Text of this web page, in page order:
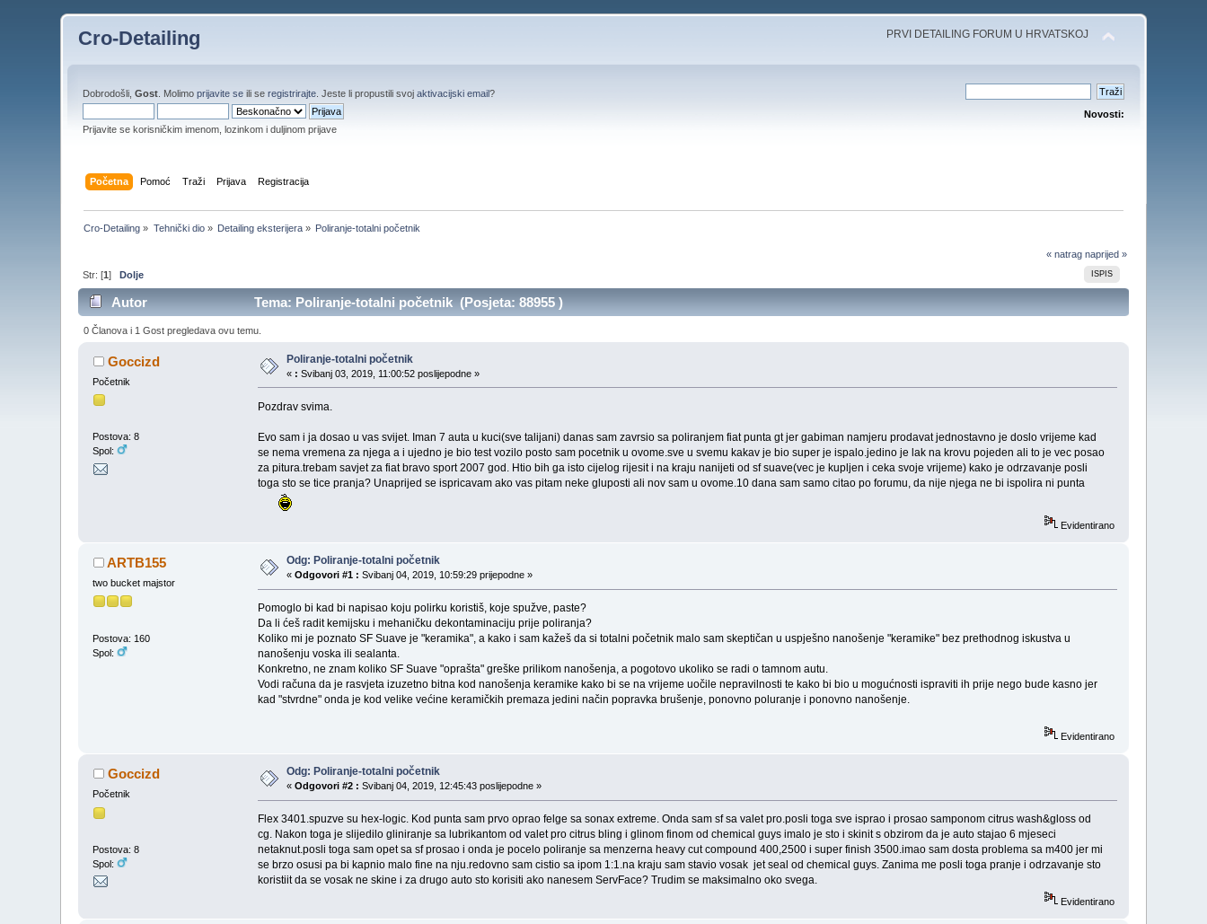
Cro-Detailing PRVI DETAILING FORUM U HRVATSKOJ
Dobrodošli,Gost . Molimoprijavite se ili seregistrirajte . Jeste li propustili svojaktivacijski email?
Prijavite se korisničkim imenom, lozinkom i duljinom prijave
Novosti:
Početna Pomoć Traži Prijava Registracija
Cro-Detailing » Tehnički dio» Detailing eksterijera » Poliranje-totalni početnik
« natrag naprijed »
ISPIS
Str: [1]Dolje
Autor Tema: Poliranje-totalni početnik (Posjeta: 88955 )
0 Članova i 1 Gost pregledava ovu temu.
Goccizd
Početnik
Postova: 8
Spol:
Poliranje-totalni početnik
« : Svibanj 03, 2019, 11:00:52 poslijepodne »
Pozdrav svima.
Evo sam i ja dosao u vas svijet. Iman 7 auta u kuci(sve talijani) danas sam zavrsio sa poliranjem fiat punta gt jer gabiman namjeru prodavat jednostavno je doslo vrijeme kad
se nema vremena za njega a i ujedno je bio test vozilo posto sam pocetnik u ovome.sve u svemu kakav je bio super je ispalo.jedino je lak na krovu pojeden ali to je vec posao
za pitura.trebam savjet za fiat bravo sport 2007 god. Htio bih ga isto cijelog rijesit i na kraju nanijeti od sf suave(vec je kupljen i ceka svoje vrijeme) kako je odrzavanje posli
toga sto se tice pranja? Unaprijed se ispricavam ako vas pitam neke gluposti ali nov sam u ovome.10 dana sam samo citao po forumu, da nije njega ne bi ispolira ni punta
Evidentirano
ARTB155
two bucket majstor
Postova: 160
Spol:
Odg: Poliranje-totalni početnik
«Odgovori #1 : Svibanj 04, 2019, 10:59:29 prijepodne »
Pomoglo bi kad bi napisao koju polirku koristiš, koje spužve, paste?
Da li ćeš radit kemijsku i mehaničku dekontaminaciju prije poliranja?
Koliko mi je poznato SF Suave je "keramika", a kako i sam kažeš da si totalni početnik malo sam skeptičan u uspješno nanošenje "keramike" bez prethodnog iskustva u
nanošenju voska ili sealanta.
Konkretno, ne znam koliko SF Suave "oprašta" greške prilikom nanošenja, a pogotovo ukoliko se radi o tamnom autu.
Vodi računa da je rasvjeta izuzetno bitna kod nanošenja keramike kako bi se na vrijeme uočile nepravilnosti te kako bi bio u mogućnosti ispraviti ih prije nego bude kasno jer
kad "stvrdne" onda je kod velike većine keramičkih premaza jedini način popravka brušenje, ponovno poluranje i ponovno nanošenje.
Evidentirano
Goccizd
Početnik
Postova: 8
Spol:
Odg: Poliranje-totalni početnik
«Odgovori #2 : Svibanj 04, 2019, 12:45:43 poslijepodne »
Flex 3401.spuzve su hex-logic. Kod punta sam prvo oprao felge sa sonax extreme. Onda sam sf sa valet pro.posli toga sve isprao i prosao samponom citrus wash&gloss od
cg. Nakon toga je slijedilo gliniranje sa lubrikantom od valet pro citrus bling i glinom finom od chemical guys imalo je sto i skinit s obzirom da je auto stajao 6 mjeseci
netaknut.posli toga sam opet sa sf prosao i onda je pocelo poliranje sa menzerna heavy cut compound 400,2500 i super finish 3500.imao sam dosta problema sa m400 jer mi
se brzo osusi pa bi kapnio malo fine na nju.redovno sam cistio sa ipom 1:1.na kraju sam stavio vosak jet seal od chemical guys. Zanima me posli toga pranje i odrzavanje sto
koristiit da se vosak ne skine i za drugo auto sto korisiti ako nanesem ServFace? Trudim se maksimalno oko svega.
Evidentirano